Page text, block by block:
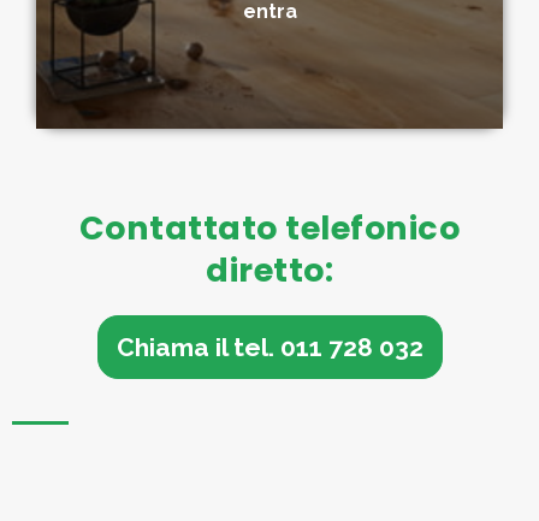
entra
Contattato telefonico
diretto:
Chiama il tel. 011 728 032